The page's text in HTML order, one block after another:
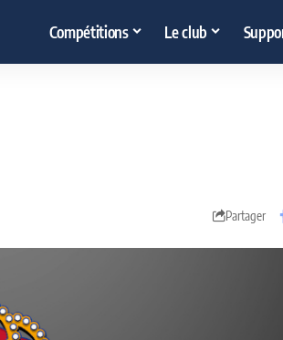
Compétitions Le club
Partager